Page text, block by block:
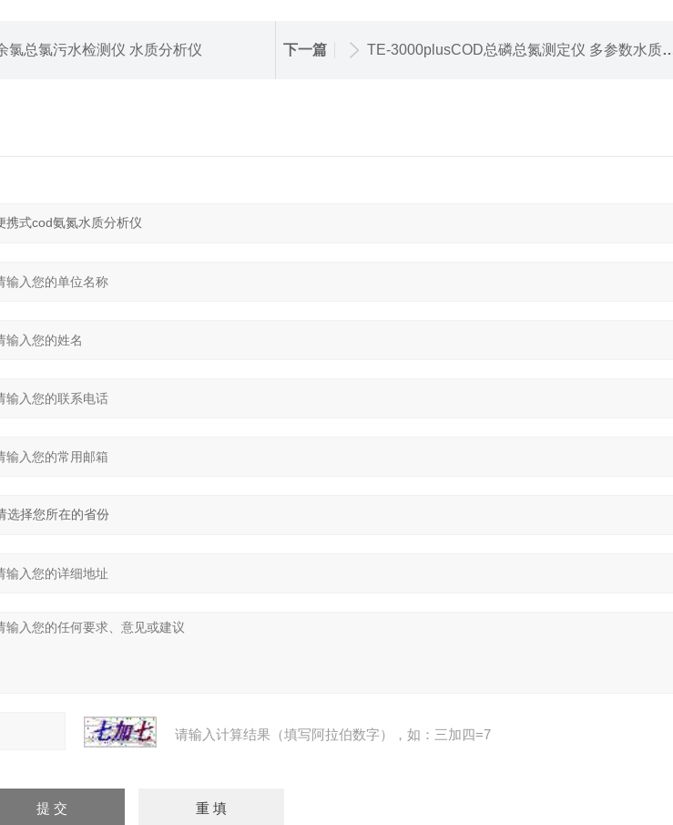
氯总氯污水检测仪 水质分析仪 下一篇 TE-3000plusCOD总磷总氮测定仪 多参数水质检测仪
请输入计算结果（填写阿拉伯数字），如：三加四=7